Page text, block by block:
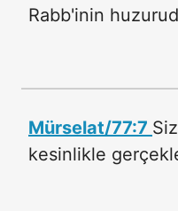
Rabb'inin
Mürselat/77:7
kesinlikle